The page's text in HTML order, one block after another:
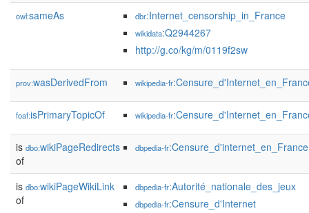
owl:sameAs dbr:Internet_censorship_in_France
wikidata:Q2944267
http://g.co/kg/m/0119f2sw
prov:wasDerivedFrom wikipedia-fr
foaf:isPrimaryTopicOf wikipedia-fr
is dbo:wikiPageRedirects
of
dbpedia-fr:Censure_d'internet_en_France
is dbo:wikiPageWikiLink
of
dbpedia-fr:Autorité_nationale_des_jeux
dbpedia-fr:Censure_d'Internet